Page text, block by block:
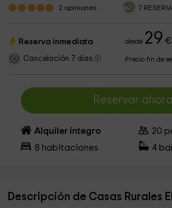
2 opiniones 7
Reserva inmediata desde 29 €
Cancelación 7 días Precio fin de
Reservar ahora
Alquiler íntegro 20
8 habitaciones 4
Descripción de Casas Rurales